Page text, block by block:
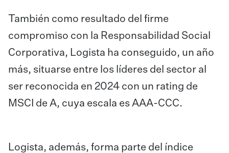
También como resultado del firme
compromiso con la Responsabilidad Social
Corporativa, Logista ha conseguido, un año
más, situarse entre los líderes del sector al
ser reconocida en 2024 con un rating de
MSCI de A, cuya escala es AAA-CCC.
Logista, además, forma parte del índice